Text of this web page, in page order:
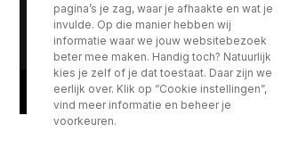
pagina’s je zag, waar je afhaakte en wat je
invulde. Op die manier hebben wij
informatie waar we jouw websitebezoek
beter mee maken. Handig toch? Natuurlijk
kies je zelf of je dat toestaat. Daar zijn we
eerlijk over. Klik op “Cookie instellingen”,
vind meer informatie en beheer je
voorkeuren.